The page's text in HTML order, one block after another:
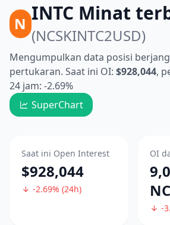
N INTC Minat
(NCSKINTC2USD)
Mengumpulkan data posisi
pertukaran. Saat ini OI: $928,044,
24 jam: -2.69%
SuperChart
Saat ini Open Interest
$928,044
-2.69% (24h)
OI
-